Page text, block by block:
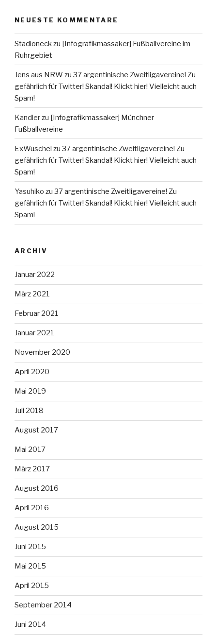
NEUESTE KOMMENTARE
Stadioneckzu [Infografikmassaker] Fußballvereine im
Ruhrgebiet
Jens aus NRW zu 37 argentinische Zweitligavereine! Zu
gefährlich für Twitter! Skandal! Klickt hier! Vielleicht auch
Spam!
Kandlerzu [Infografikmassaker] Münchner
Fußballvereine
ExWuschel zu 37 argentinische Zweitligavereine! Zu
gefährlich für Twitter! Skandal! Klickt hier! Vielleicht auch
Spam!
Yasuhiko zu 37 argentinische Zweitligavereine! Zu
gefährlich für Twitter! Skandal! Klickt hier! Vielleicht auch
Spam!
ARCHIV
Januar 2022
März 2021
Februar 2021
Januar 2021
November 2020
April 2020
Mai 2019
Juli 2018
August 2017
Mai 2017
März 2017
August 2016
April 2016
August 2015
Juni 2015
Mai 2015
April 2015
September 2014
Juni 2014